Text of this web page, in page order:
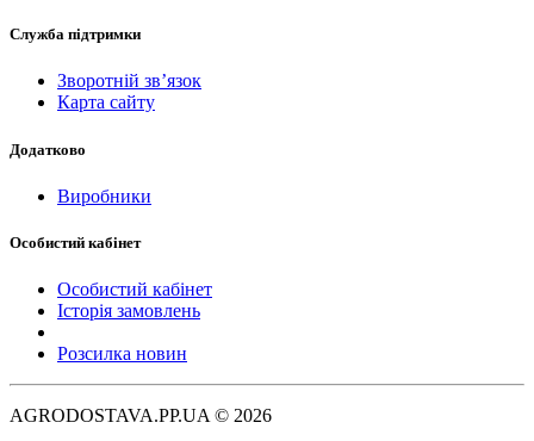
Служба підтримки
Зворотній зв’язок
Карта сайту
Додатково
Виробники
Особистий кабінет
Особистий кабінет
Історія замовлень
Розсилка новин
AGRODOSTAVA.PP.UA © 2026